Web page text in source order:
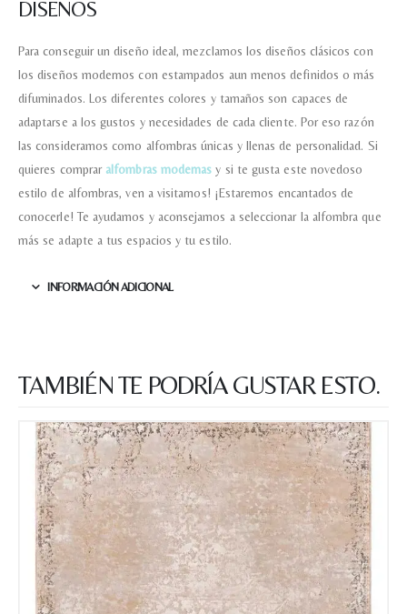
DISEÑOS
Para conseguir un diseño ideal, mezclamos los diseños clásicos con
los diseños modernos con estampados aun menos definidos o más
difuminados. Los diferentes colores y tamaños son capaces de
adaptarse a los gustos y necesidades de cada cliente. Por eso razón
las consideramos como alfombras únicas y llenas de personalidad. Si
quieres comprar alfombras modernas y si te gusta este novedoso
estilo de alfombras, ven a visitarnos! ¡Estaremos encantados de
conocerle! Te ayudamos y aconsejamos a seleccionar la alfombra que
más se adapte a tus espacios y tu estilo.
INFORMACIÓN ADICIONAL
TAMBIÉN TE PODRÍA GUSTAR ESTO.